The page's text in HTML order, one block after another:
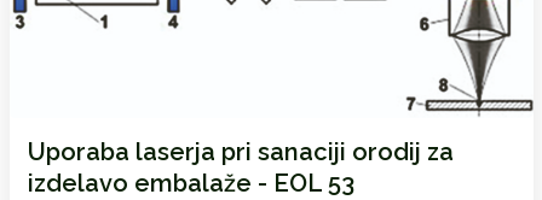
Uporaba laserja pri sanaciji orodij za
izdelavo embalaže - EOL 53